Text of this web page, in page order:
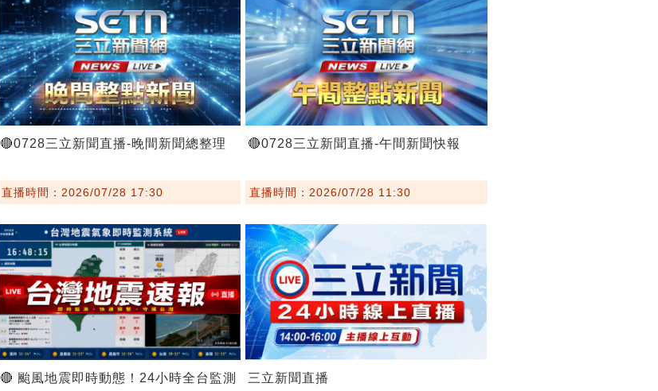
🔴0728三立新聞直播-晚間新聞總整理
直播時間：2026/07/28 17:30
🔴0728三立新聞直播-午間新聞快報
直播時間：2026/07/28 11:30
🔴 颱風地震即時動態！24小時全台監測 三立新聞直播